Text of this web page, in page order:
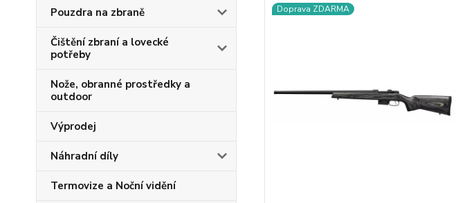
Pouzdra na zbraně
Čištění zbraní a lovecké
potřeby
Nože, obranné prostředky a
outdoor
Výprodej
Náhradní díly
Termovize a Noční vidění
Doprava ZDARMA